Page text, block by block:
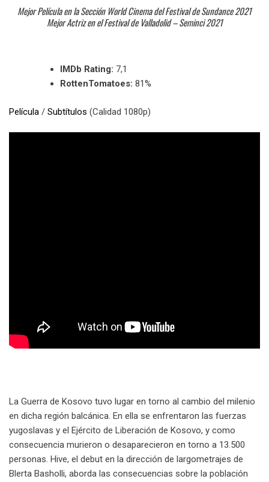
Mejor Película en la Sección World Cinema del Festival de Sundance 2021
Mejor Actriz en el Festival de Valladolid – Seminci 2021
IMDb Rating: 7,1
RottenTomatoes: 81%
Película / Subtítulos (Calidad 1080p)
La Guerra de Kosovo tuvo lugar en torno al cambio del milenio
en dicha región balcánica. En ella se enfrentaron las fuerzas
yugoslavas y el Ejército de Liberación de Kosovo, y como
consecuencia murieron o desaparecieron en torno a 13.500
personas. Hive, el debut en la dirección de largometrajes de
Blerta Basholli, aborda las consecuencias sobre la población